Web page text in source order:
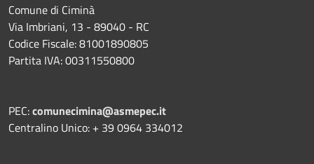
Comune di Ciminà
Via Imbriani, 13 - 89040 - RC
Codice Fiscale: 81001890805
Partita IVA: 00311550800
PEC:comunecimina@asmepec.it
Centralino Unico: + 39 0964 334012